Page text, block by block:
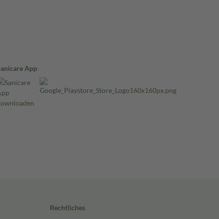
App
Rechtliches